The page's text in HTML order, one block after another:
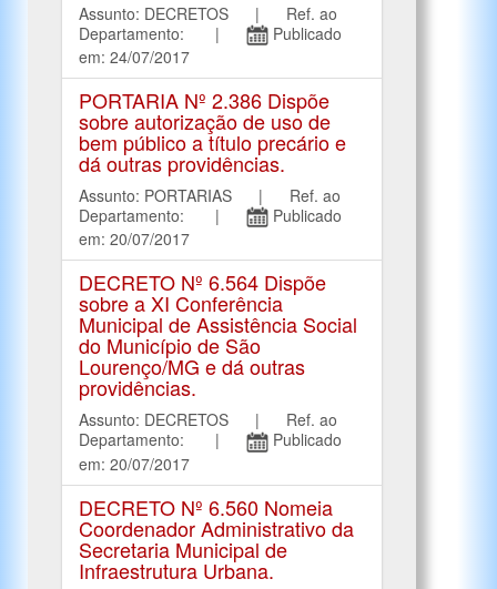
Assunto: DECRETOS | Ref. ao
Departamento: |
Publicado
em: 24/07/2017
PORTARIA Nº 2.386 Dispõe
sobre autorização de uso de
bem público a título precário e
dá outras providências.
Assunto: PORTARIAS | Ref. ao
Departamento: |
Publicado
em: 20/07/2017
DECRETO Nº 6.564 Dispõe
sobre a XI Conferência
Municipal de Assistência Social
do Município de São
Lourenço/MG e dá outras
providências.
Assunto: DECRETOS | Ref. ao
Departamento: |
Publicado
em: 20/07/2017
DECRETO Nº 6.560 Nomeia
Coordenador Administrativo da
Secretaria Municipal de
Infraestrutura Urbana.